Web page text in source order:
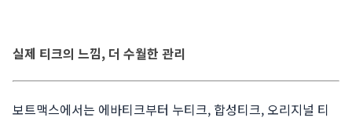
실제 티크의 느낌, 더 수월한 관리
보트맥스에서는 에바티크부터 누티크, 합성티크, 오리지널 티